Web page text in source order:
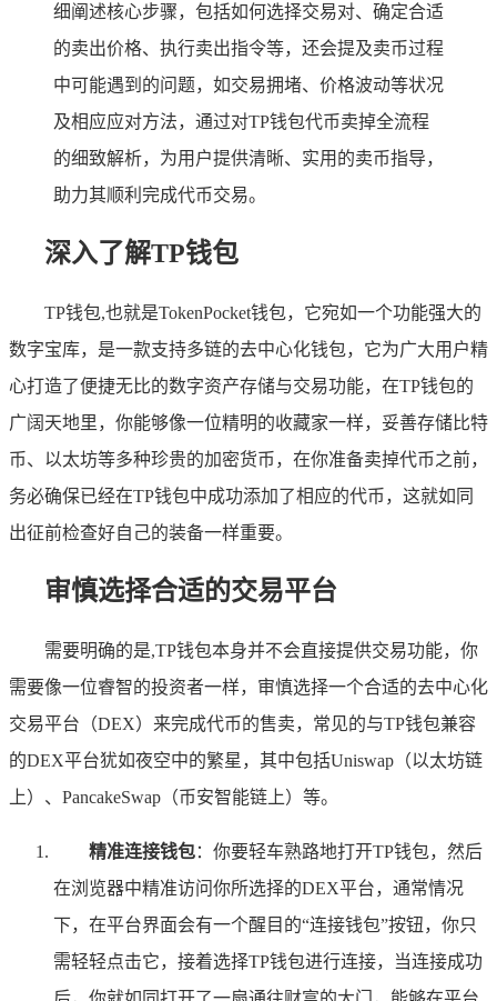
细阐述核心步骤，包括如何选择交易对、确定合适
的卖出价格、执行卖出指令等，还会提及卖币过程
中可能遇到的问题，如交易拥堵、价格波动等状况
及相应应对方法，通过对TP钱包代币卖掉全流程
的细致解析，为用户提供清晰、实用的卖币指导，
助力其顺利完成代币交易。
深入了解TP钱包
TP钱包,也就是TokenPocket钱包，它宛如一个功能强大的
数字宝库，是一款支持多链的去中心化钱包，它为广大用户精
心打造了便捷无比的数字资产存储与交易功能，在TP钱包的
广阔天地里，你能够像一位精明的收藏家一样，妥善存储比特
币、以太坊等多种珍贵的加密货币，在你准备卖掉代币之前，
务必确保已经在TP钱包中成功添加了相应的代币，这就如同
出征前检查好自己的装备一样重要。
审慎选择合适的交易平台
需要明确的是,TP钱包本身并不会直接提供交易功能，你
需要像一位睿智的投资者一样，审慎选择一个合适的去中心化
交易平台（DEX）来完成代币的售卖，常见的与TP钱包兼容
的DEX平台犹如夜空中的繁星，其中包括Uniswap（以太坊链
上）、PancakeSwap（币安智能链上）等。
精准连接钱包：你要轻车熟路地打开TP钱包，然后
在浏览器中精准访问你所选择的DEX平台，通常情况
下，在平台界面会有一个醒目的“连接钱包”按钮，你只
需轻轻点击它，接着选择TP钱包进行连接，当连接成功